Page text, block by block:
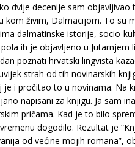
dvije decenije sam objavljivao
kom živim, Dalmacijom. To su
dalmatinske istorije, socio-
ih je objavljeno u Jutarnjem
poznati hrvatski lingvista
strah od tih novinarskih
i pročitao to u novinama. Na
napisani za knjigu. Ja sam
pričama. Kad je to bilo
dogodilo. Rezultat je
od većine mojih romana”,